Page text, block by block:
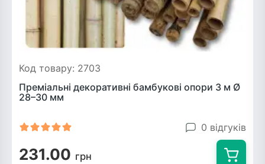
Код товару: 2703
Преміальні декоративні бамбукові опори 3 м Ø
28–30 мм
0 відгуків
231.00 грн